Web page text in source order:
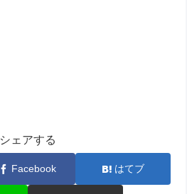
シェアする
Facebook はてブ